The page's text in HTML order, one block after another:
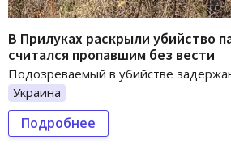
В Прилуках раскрыли убийство
считался пропавшим без вести
Подозреваемый в убийстве
Украина
Подробнее